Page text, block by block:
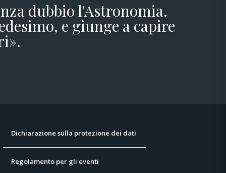
dubbio l'Astronomia.
e giunge a capire
Dichiarazione sulla protezione dei dati
Regolamento per gli eventi